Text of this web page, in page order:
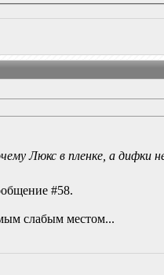
Люкс в пленке, а дифки
#58.
слабым местом...